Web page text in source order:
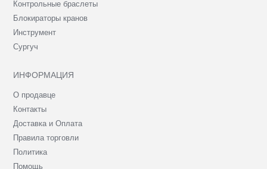
Контрольные браслеты
Блокираторы кранов
Инструмент
Сургуч
ИНФОРМАЦИЯ
О продавце
Контакты
Доставка и Оплата
Правила торговли
Политика
Помощь